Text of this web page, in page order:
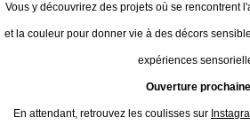
Vous y découvrirez des projets où se rencontrent
et la couleur pour donner vie à des décors
expériences
Ouverture
En attendant, retrouvez les coulisses sur